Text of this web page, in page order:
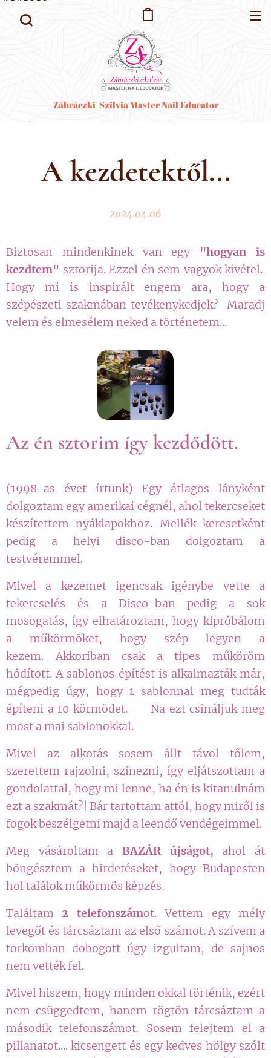
Zábráczki Szilvia Master Nail Educator
A kezdetektől...
2024.04.06
Biztosan mindenkinek van egy "hogyan is
kezdtem" sztorija. Ezzel én sem vagyok kivétel.
Hogy mi is inspirált engem ara, hogy a
szépészeti szakmában tevékenykedjek? Maradj
velem és elmesélem neked a történetem...
Az én sztorim így kezdődött.
(1998-as évet írtunk) Egy átlagos lányként
dolgoztam egy amerikai cégnél, ahol tekercseket
készítettem nyáklapokhoz. Mellék keresetként
pedig a helyi disco-ban dolgoztam a
testvéremmel.
Mivel a kezemet igencsak igénybe vette a
tekercselés és a Disco-ban pedig a sok
mosogatás, így elhatároztam, hogy kipróbálom
a műkörmöket, hogy szép legyen a
kezem.
Akkoriban csak a tipes
műköröm
hódított. A sablonos építést is alkalmazták már,
mégpedig úgy, hogy 1 sablonnal meg tudták
építeni a 10 körmödet. 😁 Na ezt csináljuk meg
most a mai sablonokkal. 😁
Mivel az alkotás sosem állt távol tőlem,
szerettem rajzolni, színezni, így eljátszottam a
gondolattal, hogy mi lenne, ha én is kitanulnám
ezt a szakmát?! Bár tartottam attól, hogy miről is
fogok beszélgetni majd a leendő vendégeimmel.
Meg vásároltam a BAZÁR újságot, ahol át
böngésztem a hirdetéseket, hogy Budapesten
hol találok műkörmös képzés.
Találtam 2 telefonszámot. Vettem egy mély
levegőt és tárcsáztam az első számot. A szívem a
torkomban dobogott úgy izgultam, de sajnos
nem vették fel.
Mivel hiszem, hogy minden okkal történik, ezért
nem csüggedtem, hanem rögtön tárcsáztam a
második telefonszámot. Sosem felejtem el a
pillanatot.... kicsengett és egy kedves hölgy szólt